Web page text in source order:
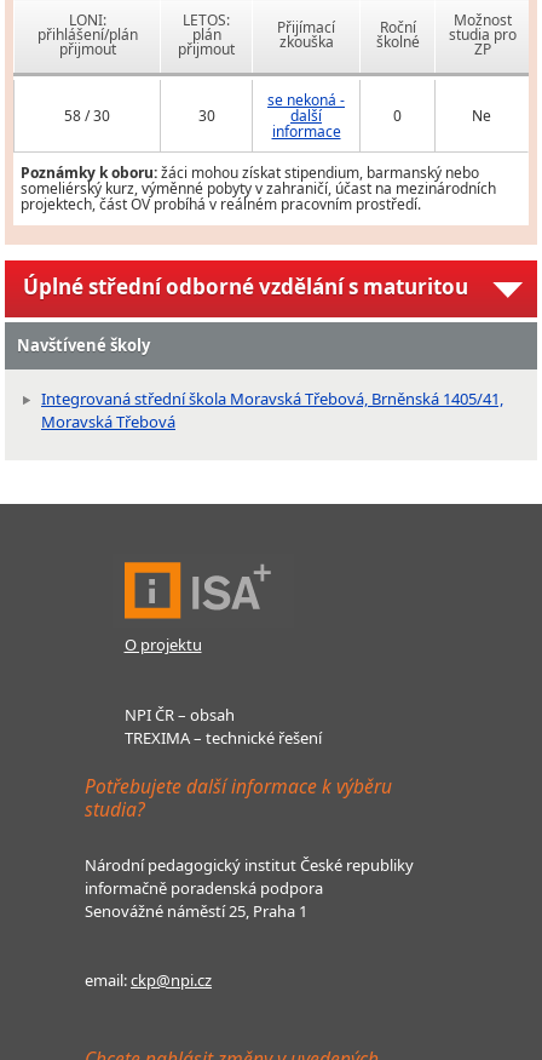
LONI:
přihlášení/plán
přijmout
LETOS:
plán
přijmout
Přijímací
zkouška
Roční
školné
Možnost
studia pro
ZP
58 / 30 30
se nekoná -
další
informace
0 Ne
Poznámky k oboru:žáci mohou získat stipendium, barmanský nebo
someliérský kurz, výměnné pobyty v zahraničí, účast na mezinárodních
projektech, část OV probíhá v reálném pracovním prostředí.
Úplné střední odborné vzdělání s maturitou
Navštívené školy
Integrovaná střední škola Moravská Třebová, Brněnská 1405/41,
Moravská Třebová
O projektu
NPI ČR – obsah
TREXIMA – technické řešení
Potřebujete další informace k výběru
studia?
Národní pedagogický institut České republiky
informačně poradenská podpora
Senovážné náměstí 25, Praha 1
email:ckp@npi.cz